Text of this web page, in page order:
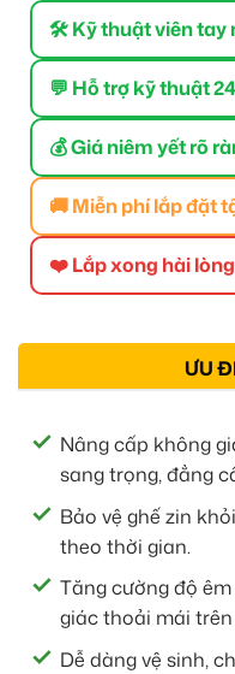
🛠 Kỹ thuật viên tay
💬 Hỗ trợ kỹ thuật
💰 Giá niêm yết rõ
🚚 Miễn phí lắp đặt
❤️ Lắp xong hài
ƯU
Nâng cấp không
sang trọng, đẳng
Bảo vệ ghế zin
theo thời gian.
Tăng cường độ
giác thoải mái
Dễ dàng vệ sinh,